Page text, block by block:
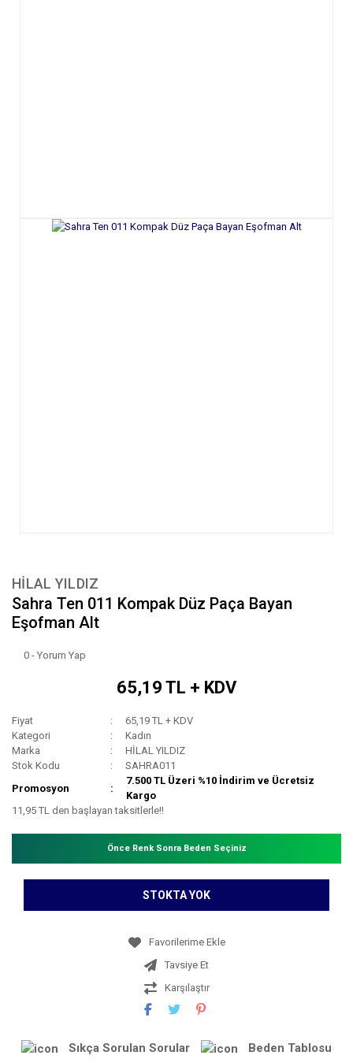
HİLAL YILDIZ
Sahra Ten 011 Kompak Düz Paça Bayan
Eşofman Alt
0 - Yorum Yap
65,19 TL + KDV
Fiyat
65,19 TL + KDV
Kategori
Kadın
Marka
HİLAL YILDIZ
Stok Kodu
SAHRA011
Promosyon
7.500 TL Üzeri %10 İndirim ve Ücretsiz
Kargo
11,95 TL den başlayan taksitlerle!!
Önce Renk Sonra Beden Seçiniz
STOKTA YOK
Tavsiye Et
Karşılaştır
Sıkça Sorulan Sorular Beden Tablosu